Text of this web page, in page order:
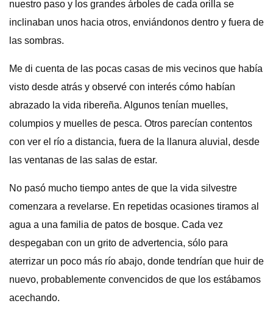
nuestro paso y los grandes árboles de cada orilla se
inclinaban unos hacia otros, enviándonos dentro y fuera de
las sombras.
Me di cuenta de las pocas casas de mis vecinos que había
visto desde atrás y observé con interés cómo habían
abrazado la vida ribereña. Algunos tenían muelles,
columpios y muelles de pesca. Otros parecían contentos
con ver el río a distancia, fuera de la llanura aluvial, desde
las ventanas de las salas de estar.
No pasó mucho tiempo antes de que la vida silvestre
comenzara a revelarse. En repetidas ocasiones tiramos al
agua a una familia de patos de bosque. Cada vez
despegaban con un grito de advertencia, sólo para
aterrizar un poco más río abajo, donde tendrían que huir de
nuevo, probablemente convencidos de que los estábamos
acechando.